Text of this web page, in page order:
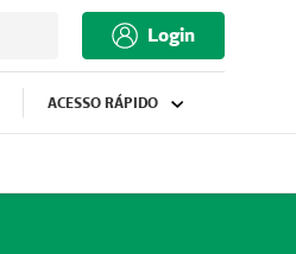
Login
ACESSO RÁPIDO